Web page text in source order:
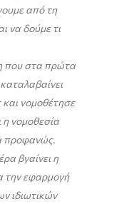
από τη
να δούμε τι
που στα πρώτα
και νομοθέτησε
η νομοθεσία
προφανώς.
βγαίνει η
την εφαρμογή
ιδιωτικών